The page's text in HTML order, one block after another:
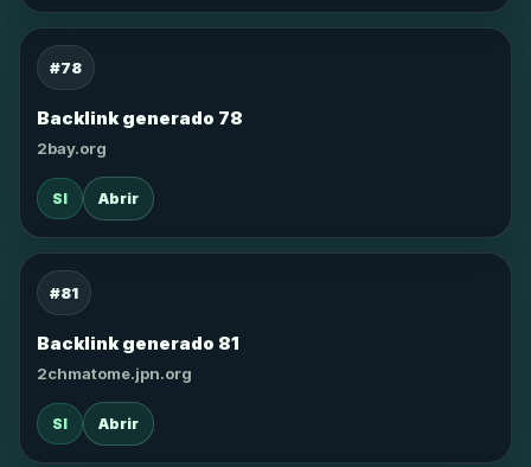
#78
Backlink generado 78
2bay.org
SI Abrir
#81
Backlink generado 81
2chmatome.jpn.org
SI Abrir